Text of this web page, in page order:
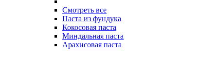
Смотреть все
Паста из фундука
Кокосовая паста
Миндальная паста
Арахисовая паста